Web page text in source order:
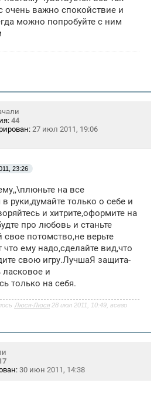
очень важно спокойствие и
можно попробуйте с ним
44
27 июл 2011, 19:06
23:26
на все
руки,думайте только о себе и
и хитрите,оформите на
про любовь и станьте
потомство,не верьте
ему надо,сделайте вид,что
свою игру.ЛучшаЯ защита-
ласковое и
только на себя.
Люся-Люся 28 июл 2011, 10:49, всего
30 июн 2011, 14:38